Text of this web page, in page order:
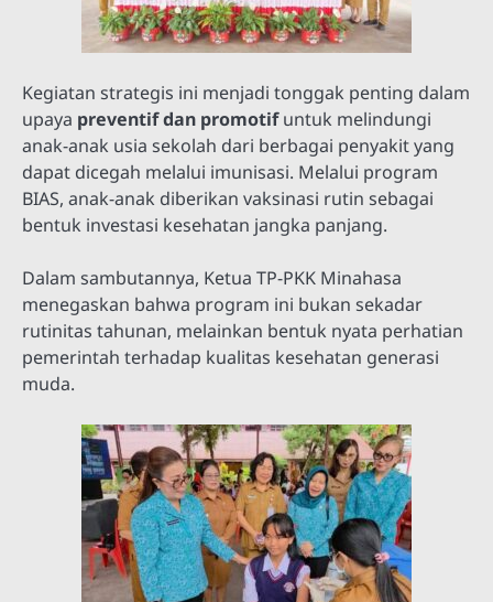
Kegiatan strategis ini menjadi tonggak penting dalam
upaya preventif dan promotifuntuk melindungi
anak-anak usia sekolah dari berbagai penyakit yang
dapat dicegah melalui imunisasi. Melalui program
BIAS, anak-anak diberikan vaksinasi rutin sebagai
bentuk investasi kesehatan jangka panjang.
Dalam sambutannya, Ketua TP-PKK Minahasa
menegaskan bahwa program ini bukan sekadar
rutinitas tahunan, melainkan bentuk nyata perhatian
pemerintah terhadap kualitas kesehatan generasi
muda.